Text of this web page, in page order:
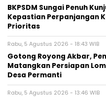
BKPSDM Sungai Penuh
Kepastian Perpanjangan
Prioritas
Rabu, 5 Agustus 2026 - 18:43 WIB
Gotong Royong Akbar,
Matangkan Persiapan
Desa Permanti
Rabu, 5 Agustus 2026 - 13:46 WIB